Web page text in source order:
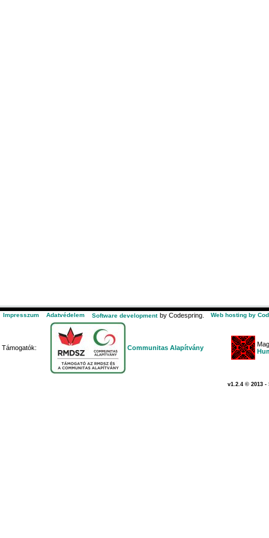
Impresszum Adatvédelem Software development by Codespring. Web hosting by
Támogatók: Communitas Alapítvány
v1.2.4 © 2013